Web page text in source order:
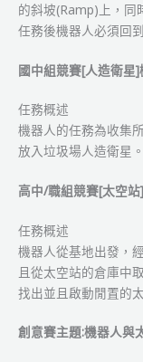
的斜坡(Ramp)上，同
任務後機器人必須回
國中組競賽[人造衛星
任務概述
機器人的任務為收集
放入垃圾場人造衛星
高中/職組競賽[太空
任務概述
機器人從基地出發，
且從太空站的倉庫中
找出並且啟動閒置的
創意賽主題:機器人與